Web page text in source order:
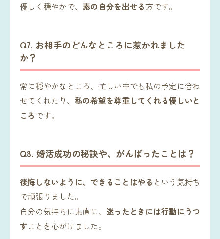
優しく穏やかで、 素の自分を出せる方です。
Q7. お相手のどんなところに惹かれました
か？
常に穏やかなところ、忙しい中でも私の予定に合わ
せてくれたり、 私の希望を尊重してくれる優しいと
ころ です。
Q8. 婚活成功の秘訣や、がんばったことは？
後悔しないように、できることはやる という気持ち
で頑張りました。
自分の気持ちに素直に、 迷ったときには行動にうつ
すことを心がけました。